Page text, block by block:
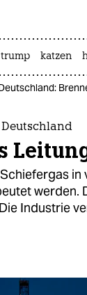
zahl ich
ich
trump katzen
in
werden.
Industrie